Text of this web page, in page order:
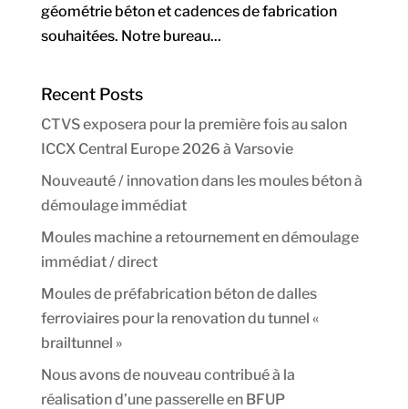
géométrie béton et cadences de fabrication
souhaitées. Notre bureau...
Recent Posts
CTVS exposera pour la première fois au salon
ICCX Central Europe 2026 à Varsovie
Nouveauté / innovation dans les moules béton à
démoulage immédiat
Moules machine a retournement en démoulage
immédiat / direct
Moules de préfabrication béton de dalles
ferroviaires pour la renovation du tunnel «
brailtunnel »
Nous avons de nouveau contribué à la
réalisation d’une passerelle en BFUP